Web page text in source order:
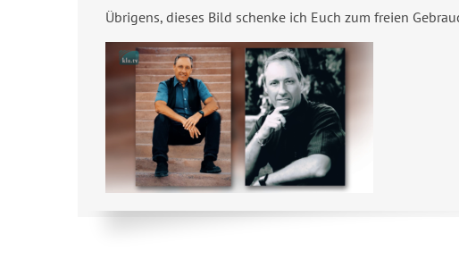
Übrigens, dieses Bild schenke ich Euch zum freien